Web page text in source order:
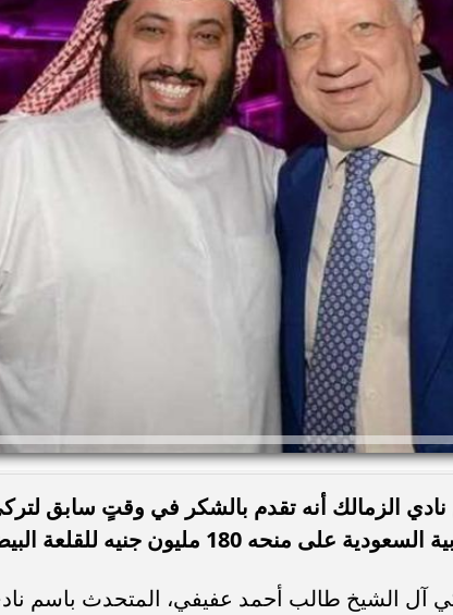
الزمالك أنه تقدم بالشكر في وقتٍ سابق
منحه 180 مليون جنيه للقلعة البيضاء.
الشيخ طالب أحمد عفيفي، المتحدث باسم